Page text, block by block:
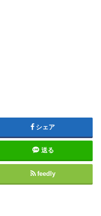
シェア
送る
feedly